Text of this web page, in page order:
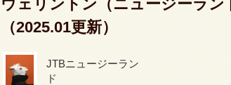
ウェリントン（ニュージーラ
（2025.01更新）
JTBニュージーラン
ド